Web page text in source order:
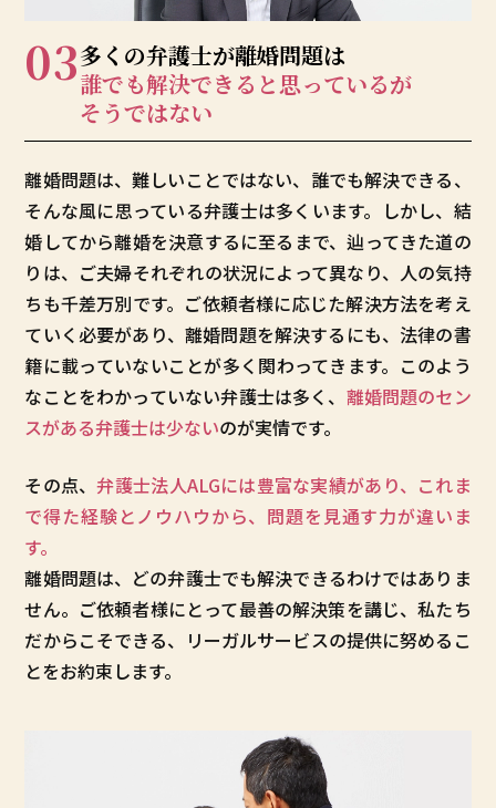
03多くの弁護士が離婚問題は
誰でも解決できると思っているが
そうではない
離婚問題は、難しいことではない、誰でも解決できる、
そんな風に思っている弁護士は多くいます。しかし、結
婚してから離婚を決意するに至るまで、辿ってきた道の
りは、ご夫婦それぞれの状況によって異なり、人の気持
ちも千差万別です。ご依頼者様に応じた解決方法を考え
ていく必要があり、離婚問題を解決するにも、法律の書
籍に載っていないことが多く関わってきます。このよう
なことをわかっていない弁護士は多く、 離婚問題のセン
スがある弁護士は少ないのが実情です。
その点、弁護士法人ALGには豊富な実績があり、これま
で得た経験とノウハウから、問題を見通す力が違いま
す。
離婚問題は、どの弁護士でも解決できるわけではありま
せん。ご依頼者様にとって最善の解決策を講じ、私たち
だからこそできる、リーガルサービスの提供に努めるこ
とをお約束します。